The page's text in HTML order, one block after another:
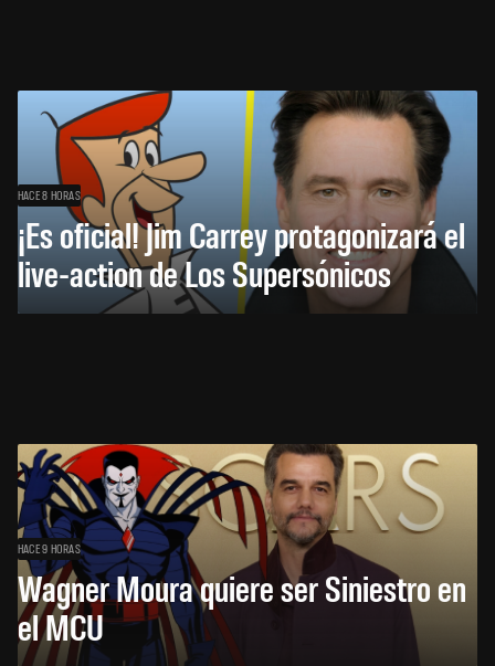
HACE 8 HORAS
¡Es oficial! Jim Carrey protagonizará el
live-action de Los Supersónicos
HACE 9 HORAS
Wagner Moura quiere ser Siniestro en
el MCU